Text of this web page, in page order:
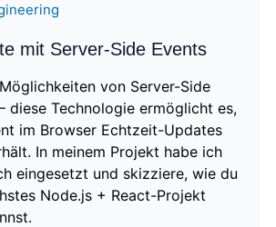
mit Server-Side Events
von Server-Side
diese Technologie ermöglicht es,
im Browser Echtzeit-Updates
In meinem Projekt habe ich
eingesetzt und skizziere, wie du
Node.js + React-Projekt